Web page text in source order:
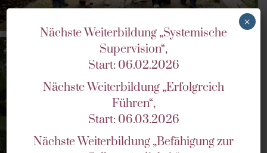
DAS MACHEN WIR
Nächste Weiterbildung „Systemische
Supervision“,
Start: 06.02.2026
Nächste Weiterbildung „Erfolgreich
Führen“,
Start: 06.03.2026
Nächste Weiterbildung „Befähigung zur
×